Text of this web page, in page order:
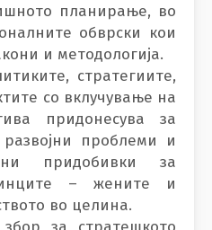
планирање, во
обврски кои
и методологија.
стратегиите,
со вклучување на
придонесува за
проблеми и
придобивки за
– жените и
во целина.